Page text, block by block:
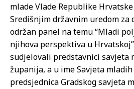
mlade Vlade Republike
Središnjim državnim uredom za
održan panel na temu “Mladi
njihova perspektiva u
sudjelovali predstavnici savjeta
županija, a u ime Savjeta
predsjednica Gradskog savjeta